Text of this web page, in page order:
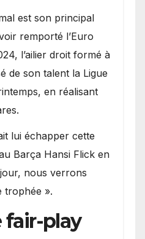
est son principal
remporté l’Euro
l’ailier droit formé à
de son talent la Ligue
en réalisant
lui échapper cette
Barça Hansi Flick en
nous verrons
trophée ».
fair-play